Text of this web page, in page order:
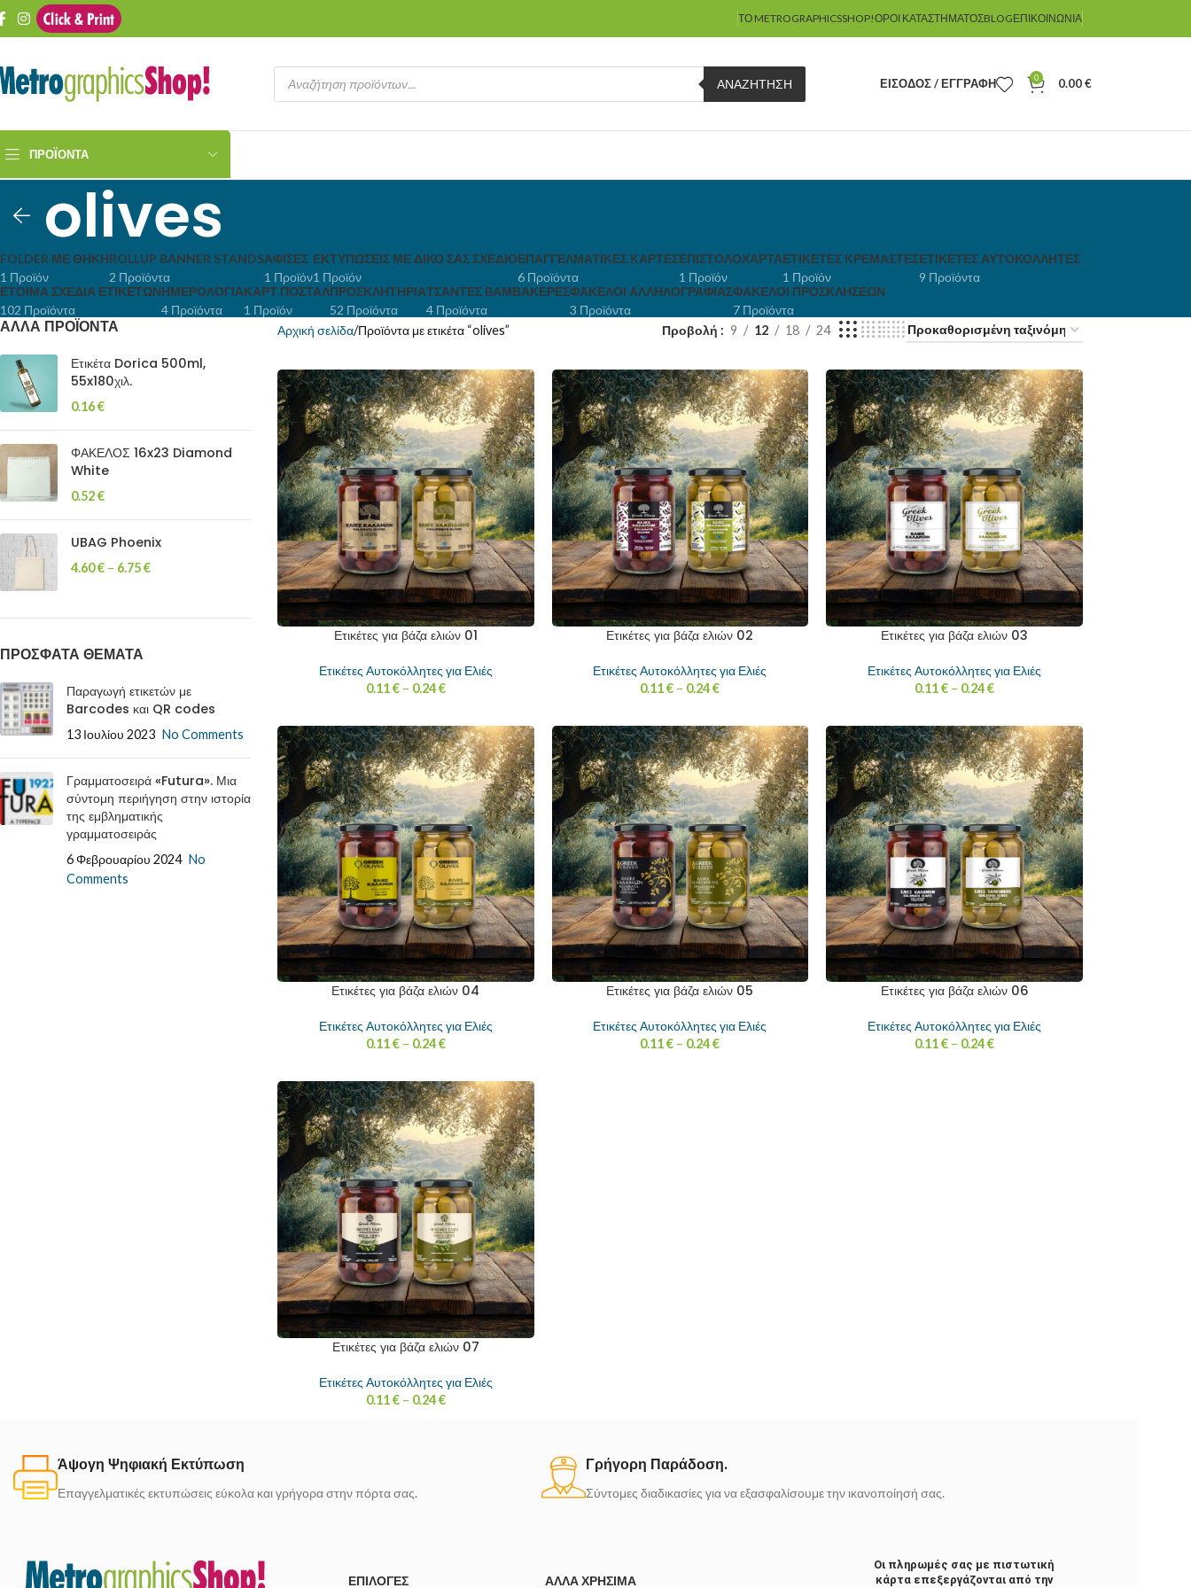
ΤΟ METROGRAPHICSSHOP!ΌΡΟΙ ΚΑΤΑΣΤΉΜΑΤΟΣBLOGΕΠΙΚΟΙΝΩΝΊΑ
ΑΝΑΖΉΤΗΣΗ ΕΊΣΟΔΟΣ / ΕΓΓΡΑΦΉ 0 0.00€
ΠΡΟΪΌΝΤΑ
olives
FOLDER ΜΕ ΘΉΚΗ
1 Προϊόν
ROLLUP BANNER STANDS
2 Προϊόντα
ΑΦΊΣΕΣ
1 Προϊόν
ΕΚΤΥΠΏΣΕΙΣ ΜΕ ΔΙΚΌ ΣΑΣ ΣΧΈΔΙΟ
1 Προϊόν
ΕΠΑΓΓΕΛΜΑΤΙΚΈΣ KΆΡΤΕΣ
6 Προϊόντα
ΕΠΙΣΤΟΛΌΧΑΡΤΑ
1 Προϊόν
ΕΤΙΚΈΤΕΣ KΡΕΜΑΣΤΈΣ
1 Προϊόν
ΕΤΙΚΈΤΕΣ ΑΥΤΟΚΌΛΛΗΤΕΣ
9 Προϊόντα
ΈΤΟΙΜΑ ΣΧΈΔΙΑ ΕΤΙΚΕΤΏΝ
102 Προϊόντα
ΗΜΕΡΟΛΌΓΙΑ
4 Προϊόντα
ΚΑΡΤ ΠΟΣΤΆΛ
1 Προϊόν
ΠΡΟΣΚΛΗΤΉΡΙΑ
52 Προϊόντα
ΤΣΆΝΤΕΣ BΑΜΒΑΚΕΡΈΣ
4 Προϊόντα
ΦΆΚΕΛΟΙ ΑΛΛΗΛΟΓΡΑΦΊΑΣ
3 Προϊόντα
ΦΆΚΕΛΟΙ ΠΡΟΣΚΛΉΣΕΩΝ
7 Προϊόντα
ΑΛΛΑ ΠΡΟΪΟΝΤΑ
Ετικέτα Dorica 500ml,
55x180χιλ.
0.16€
ΦΑΚΕΛΟΣ 16x23 Diamond
White
0.52€
UBAG Phoenix
4.60€ – 6.75€
ΠΡΟΣΦΑΤΑ ΘΕΜΑΤΑ
Παραγωγή ετικετών με
Barcodes και QR codes
13 Ιουλίου 2023 No Comments
Γραμματοσειρά «Futura». Μια
σύντομη περιήγηση στην ιστορία
της εμβληματικής
γραμματοσειράς
6 Φεβρουαρίου 2024 No
Comments
Αρχική σελίδα Προϊόντα με ετικέτα “olives” Προβολή 9 12 18 24
Ετικέτες για βάζα ελιών 01
Ετικέτες Αυτοκόλλητες για Ελιές
0.11€ – 0.24€
Ετικέτες για βάζα ελιών 02
Ετικέτες Αυτοκόλλητες για Ελιές
0.11€ – 0.24€
Ετικέτες για βάζα ελιών 03
Ετικέτες Αυτοκόλλητες για Ελιές
0.11€ – 0.24€
Ετικέτες για βάζα ελιών 04
Ετικέτες Αυτοκόλλητες για Ελιές
0.11€ – 0.24€
Ετικέτες για βάζα ελιών 05
Ετικέτες Αυτοκόλλητες για Ελιές
0.11€ – 0.24€
Ετικέτες για βάζα ελιών 06
Ετικέτες Αυτοκόλλητες για Ελιές
0.11€ – 0.24€
Ετικέτες για βάζα ελιών 07
Ετικέτες Αυτοκόλλητες για Ελιές
0.11€ – 0.24€
Άψογη Ψηφιακή Εκτύπωση
Επαγγελματικές εκτυπώσεις εύκολα και γρήγορα στην πόρτα σας.
Γρήγορη Παράδοση.
Σύντομες διαδικασίες για να εξασφαλίσουμε την ικανοποίησή σας.
ΕΠΙΛΟΓΈΣ ΆΛΛΑ ΧΡΉΣΙΜΑ
Οι πληρωμές σας με πιστωτική
κάρτα επεξεργάζονται από την